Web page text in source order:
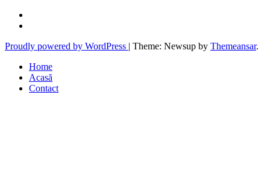
Proudly powered by WordPress | Theme: Newsup by Themeansar.
Home
Acasă
Contact